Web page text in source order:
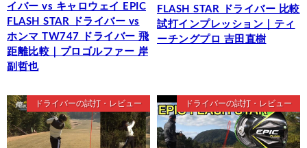
イバー vs キャロウェイ EPIC
FLASH STAR ドライバー vs
ホンマ TW747 ドライバー 飛
距離比較｜プロゴルファー 岸
副哲也
FLASH STAR ドライバー 比較
試打インプレッション｜ティ
ーチングプロ 吉田直樹
ドライバーの試打・レビュー ドライバーの試打・レビュー